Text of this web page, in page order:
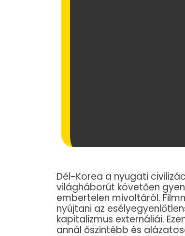
Dél-Korea a nyugati
világháborút követően
embertelen mivoltáról.
nyújtani az
kapitalizmus externáliái.
annál őszintébb és